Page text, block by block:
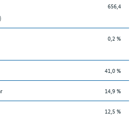
656,4
0,2 %
41,0 %
14,9 %
12,5 %